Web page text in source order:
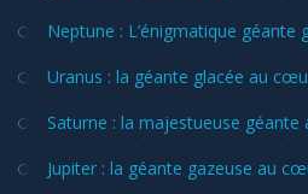
Neptune : L’énigmatique géante
Uranus : la géante glacée au
Saturne : la majestueuse géante
Jupiter : la géante gazeuse au